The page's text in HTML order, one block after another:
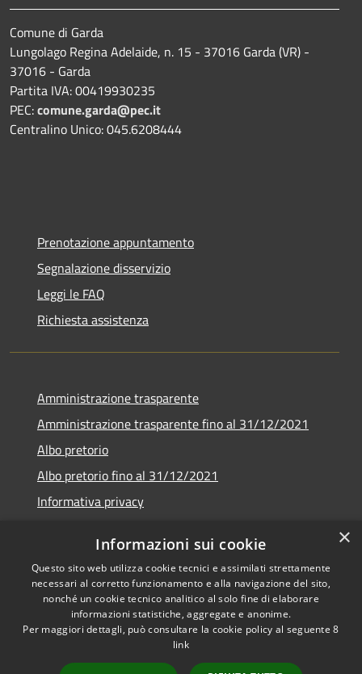
Comune di Garda
Lungolago Regina Adelaide, n. 15 - 37016 Garda (VR) -
37016 - Garda
Partita IVA: 00419930235
PEC:comune.garda@pec.it
Centralino Unico: 045.6208444
Prenotazione appuntamento
Segnalazione disservizio
Leggi le FAQ
Richiesta assistenza
Amministrazione trasparente
Amministrazione trasparente fino al 31/12/2021
Albo pretorio
Albo pretorio fino al 31/12/2021
Informativa privacy
Dichiarazione di accessibilità
RSS
Copyright © 2026 • Comune di
×
Informazioni sui cookie
Questo sito web utilizza cookie tecnici e assimilati strettamente
necessari al corretto funzionamento e alla navigazione del sito,
nonché un cookie tecnico analitico al solo fine di elaborare
informazioni statistiche, aggregate e anonime.
Per maggiori dettagli, può consultare la cookie policy al seguente8
link